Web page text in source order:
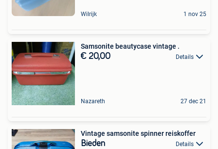
Wilrijk 1 nov 25
Samsonite beautycase vintage .
€ 20,00 Details
Nazareth 27 dec 21
Vintage samsonite spinner reiskoffer
Bieden Details